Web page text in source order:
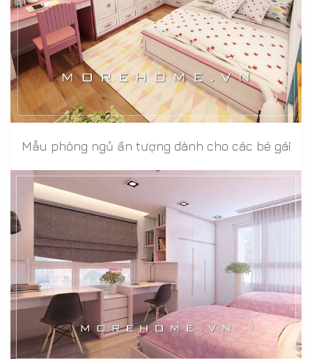
Mẫu phòng ngủ ấn tượng dành cho các bé gái